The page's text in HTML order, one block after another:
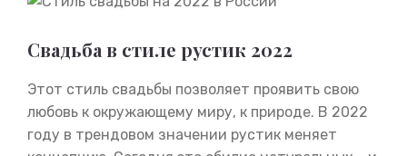
Свадьба в стиле рустик 2022
Этот стиль свадьбы позволяет проявить свою
любовь к окружающему миру, к природе. В 2022
году в трендовом значении рустик меняет